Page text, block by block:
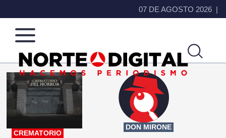
07 DE AGOSTO 2026
Norte
de
Ciudad
Más
que
noticias,
hacemos periodismo
CREMATORIO
DON MIRONE